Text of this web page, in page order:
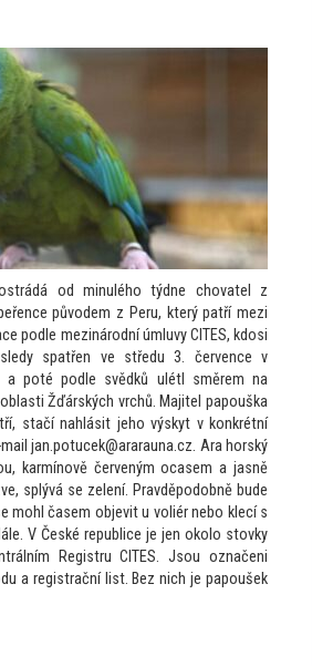
od minulého týdne chovatel z
původem z Peru, který patří mezi
podle mezinárodní úmluvy CITES, kdosi
spatřen ve středu 3. července v
a poté podle svědků ulétl směrem na
Žďárských vrchů. Majitel papouška
stačí nahlásit jeho výskyt v konkrétní
jan.potucek@ararauna.cz. Ara horský
karmínově červeným ocasem a jasně
splývá se zelení. Pravděpodobně bude
mohl časem objevit u voliér nebo klecí s
V České republice je jen okolo stovky
Registru CITES. Jsou označeni
a registrační list. Bez nich je papoušek